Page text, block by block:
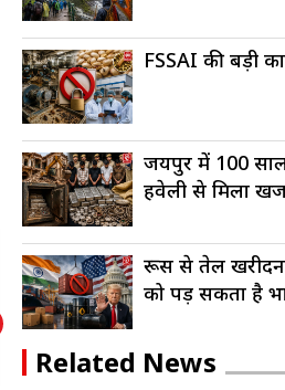
FSSAI की बड़ी
कार्रवाई
FSSAI की बड़ी
जयपुर में 100 साल
हवेली से मिला
रूस से तेल
को पड़ सकता है
Related News